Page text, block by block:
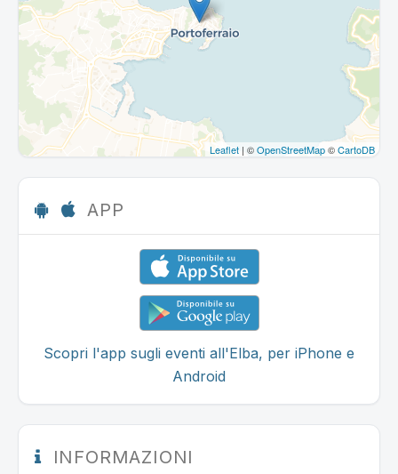
Leaflet | ©OpenStreetMap©CartoDB
APP
Scopri l'app sugli eventi all'Elba, per iPhone e
Android
INFORMAZIONI